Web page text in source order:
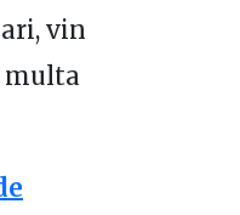
vin
multa